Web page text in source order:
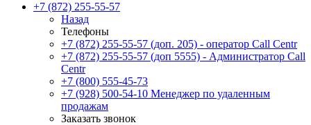
+7 (872) 255-55-57
Назад
Телефоны
+7 (872) 255-55-57 (доп. 205) - оператор Call Centr
+7 (872) 255-55-57 (доп 5555) - Администратор Call
Centr
+7 (800) 555-45-73
+7 (928) 500-54-10 Менеджер по удаленным
продажам
Заказать звонок